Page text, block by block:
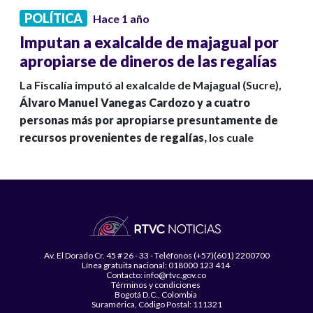
POLÍTICA Hace 1 año
Imputan a exalcalde de majagual por
apropiarse de dineros de las regalías
La Fiscalía imputó al exalcalde de Majagual (Sucre),
Álvaro Manuel Vanegas Cardozo y a cuatro
personas más por apropiarse presuntamente de
recursos provenientes de regalías, los cuale
Av. El Dorado Cr. 45 # 26 - 33 - Teléfonos (+57)(601) 2200700
Línea gratuita nacional: 018000 123 414
Contacto: info@rtvc.gov.co
Términos y condiciones
Bogotá D.C., Colombia
Suramérica, Código Postal: 111321